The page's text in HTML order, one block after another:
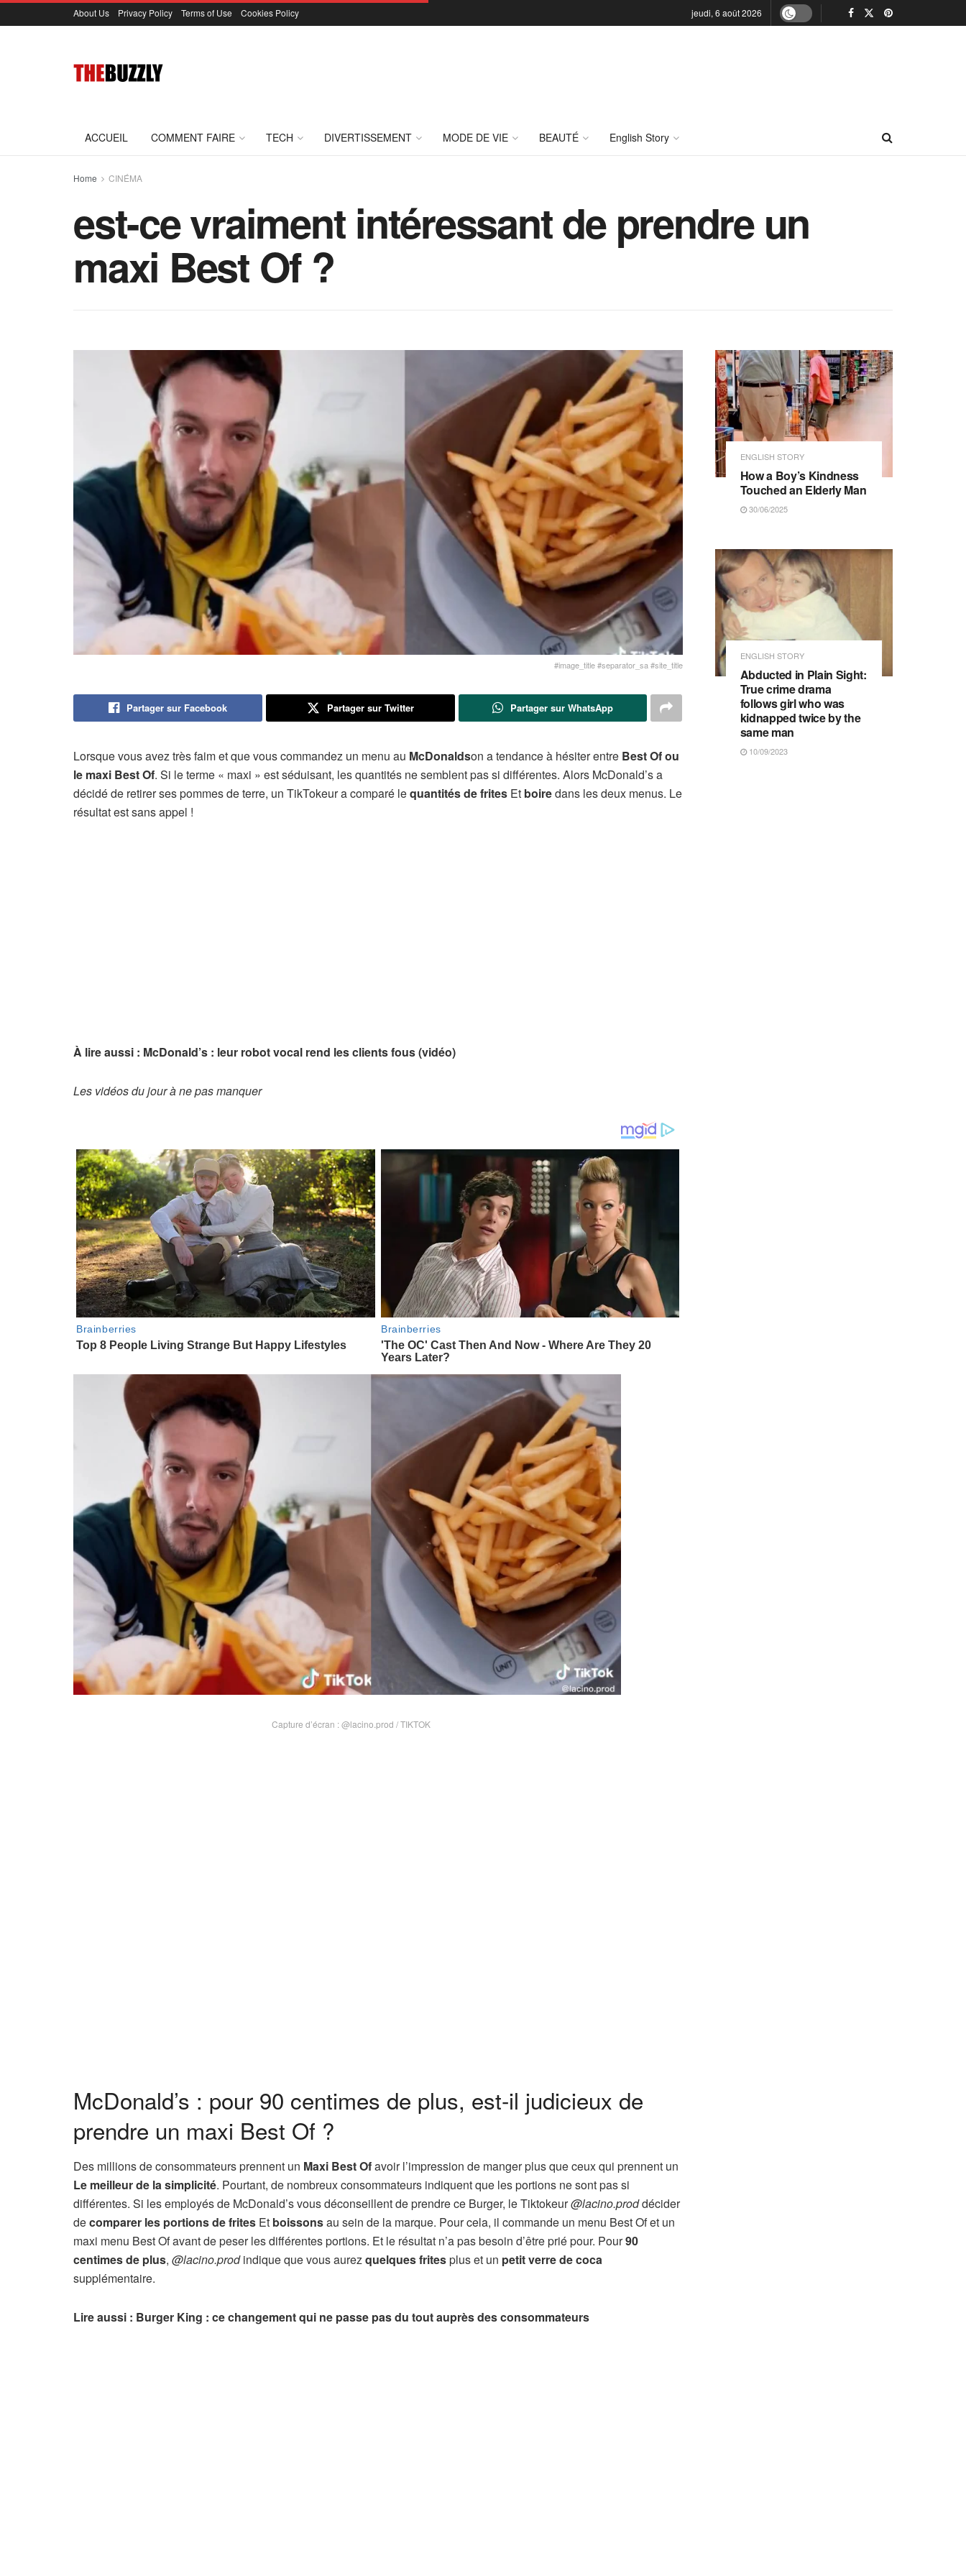
About Us Privacy Policy Terms of Use Cookies Policy jeudi, 6 août 2026
ACCUEIL COMMENT FAIRE TECH DIVERTISSEMENT MODE DE VIE BEAUTÉ English Story
Home CINÉMA
est-ce vraiment intéressant de prendre un
maxi Best Of ?
#image_title #separator_sa #site_title
Partager sur Facebook Partager sur Twitter Partager sur WhatsApp
Lorsque vous avez très faim et que vous commandez un menu au McDonaldson a tendance à hésiter entre Best Of ou
le maxi Best Of. Si le terme « maxi » est séduisant, les quantités ne semblent pas si différentes. Alors McDonald’s a
décidé de retirer ses pommes de terre, un TikTokeur a comparé lequantités de frites Et boiredans les deux menus. Le
résultat est sans appel !
À lire aussi : McDonald’s : leur robot vocal rend les clients fous (vidéo)
Les vidéos du jour à ne pas manquer
Capture d’écran : @lacino.prod / TIKTOK
McDonald’s : pour 90 centimes de plus, est-il judicieux de
prendre un maxi Best Of ?
Des millions de consommateurs prennent un Maxi Best Ofavoir l’impression de manger plus que ceux qui prennent un
Le meilleur de la simplicité. Pourtant, de nombreux consommateurs indiquent que les portions ne sont pas si
différentes. Si les employés de McDonald’s vous déconseillent de prendre ce Burger, le Tiktokeur@lacino.proddécider
decomparer les portions de frites Et boissonsau sein de la marque. Pour cela, il commande un menu Best Of et un
maxi menu Best Of avant de peser les différentes portions. Et le résultat n’a pas besoin d’être prié pour. Pour90
centimes de plus, @lacino.prodindique que vous aurez quelques fritesplus et un petit verre de coca
supplémentaire.
Lire aussi : Burger King : ce changement qui ne passe pas du tout auprès des consommateurs
ENGLISH STORY
How a Boy’s Kindness
Touched an Elderly Man
30/06/2025
ENGLISH STORY
Abducted in Plain Sight:
True crime drama
follows girl who was
kidnapped twice by the
same man
10/09/2023